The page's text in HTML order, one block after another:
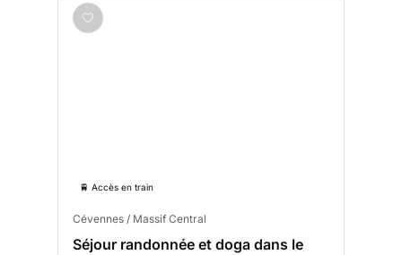
🚆 Accès en train
Cévennes / Massif Central
Séjour randonnée et doga dans le